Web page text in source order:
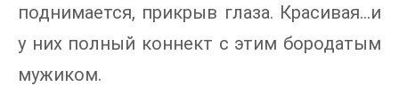
поднимается, прикрыв глаза. Красивая…и
у них полный коннект с этим бородатым
мужиком.